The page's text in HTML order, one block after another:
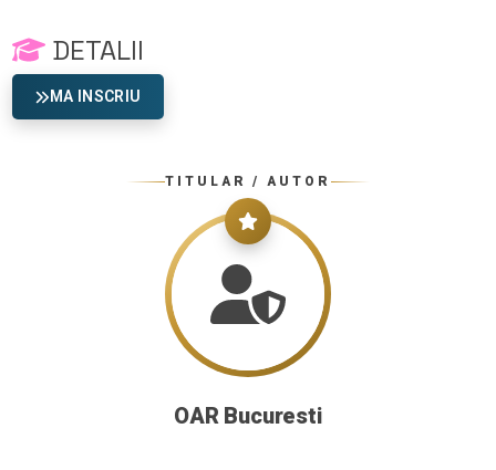
DETALII
MA INSCRIU
TITULAR / AUTOR
OAR Bucuresti